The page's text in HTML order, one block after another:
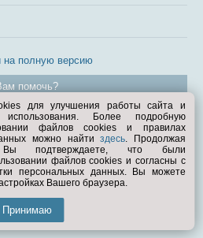
на полную версию
помочь?
1998—2026
для улучшения работы сайта и
Более подробную
файлов cookies и правилах
можно найтиздесь. Продолжая
Вы подтверждаете, что были
файлов cookies и согласны с
персональных данных. Вы можете
Вашего браузера.
Принимаю